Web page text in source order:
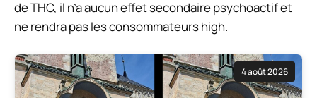
de THC, il n’a aucun effet secondaire psychoactif et
ne rendra pas les consommateurs high.
4 août 2026